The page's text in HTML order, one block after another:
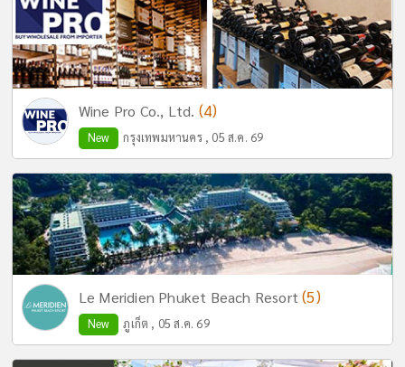
Wine Pro Co., Ltd. (4)
New กรุงเทพมหานคร , 05 ส.ค. 69
Le Meridien Phuket Beach Resort(5)
New ภูเก็ต , 05 ส.ค. 69